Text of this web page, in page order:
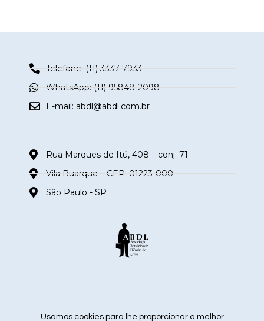
Telefone: (11) 3337-7933
WhatsApp: (11) 95848-2098
E-mail: abdl@abdl.com.br
Rua Marques de Itú, 408 – conj. 71
Vila Buarque – CEP: 01223-000
São Paulo - SP
siga nas redes sociais
Usamos cookies para lhe proporcionar a melhor